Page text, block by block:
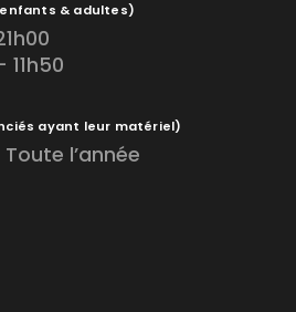
& adultes)
11h50
ayant leur matériel)
l’année